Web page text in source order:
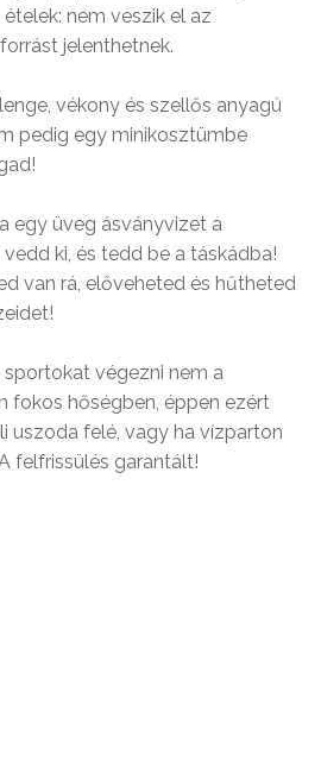
nem veszik el az
jelenthetnek.
vékony és szellős anyagú
pedig egy minikosztümbe
egy üveg ásványvizet a
ki, és tedd be a táskádba!
van rá, előveheted és hűtheted
végezni nem a
fokos hőségben, éppen ezért
uszoda felé, vagy ha vízparton
felfrissülés garantált!